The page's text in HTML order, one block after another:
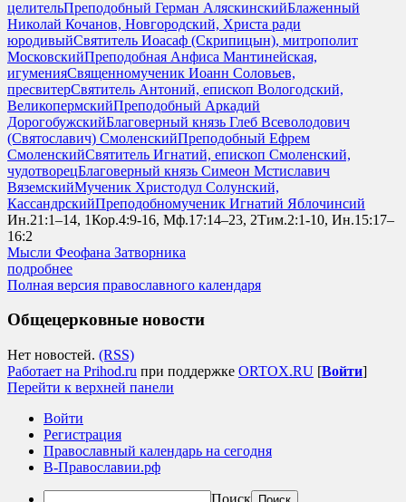
целительПреподобный Герман АляскинскийБлаженный
Николай Кочанов, Новгородский, Христа ради
юродивыйСвятитель Иоасаф (Скрипицын), митрополит
МосковскийПреподобная Анфиса Мантинейская,
игуменияСвященномученик Иоанн Соловьев,
пресвитерСвятитель Антоний, епископ Вологодский,
ВеликопермскийПреподобный Аркадий
ДорогобужскийБлаговерный князь Глеб Всеволодович
(Святославич) СмоленскийПреподобный Ефрем
СмоленскийСвятитель Игнатий, епископ Смоленский,
чудотворецБлаговерный князь Симеон Мстиславич
ВяземскийМученик Христодул Солунский,
КассандрскийПреподобномученик Игнатий Яблочинсий
Ин.21:1–14, 1Кор.4:9-16, Мф.17:14–23, 2Тим.2:1-10, Ин.15:17–
16:2
Мысли Феофана Затворника
подробнее
Полная версия православного календаря
Общецерковные новости
Нет новостей. (RSS)
Работает на Prihod.ru при поддержке ORTOX.RU [Войти]
Перейти к верхней панели
Войти
Регистрация
Православный календарь на сегодня
В-Православии.рф
Поиск